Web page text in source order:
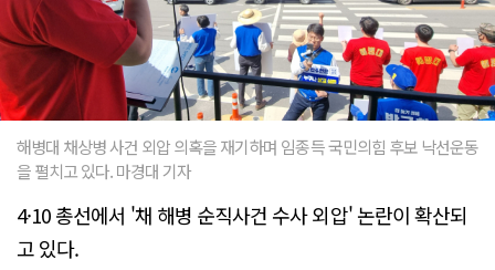
해병대 채상병 사건 외압 의혹을 재기하며 임종득 국민의힘 후보 낙선운동
을 펼치고 있다. 마경대 기자
4·10 총선에서 '채 해병 순직사건 수사 외압' 논란이 확산되
고 있다.